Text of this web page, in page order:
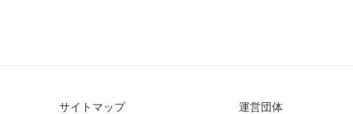
サイトマップ
運営団体